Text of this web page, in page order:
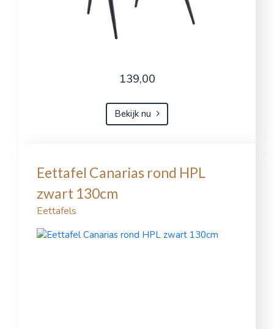
139,00
Bekijk nu
Eettafel Canarias rond HPL
zwart 130cm
Eettafels